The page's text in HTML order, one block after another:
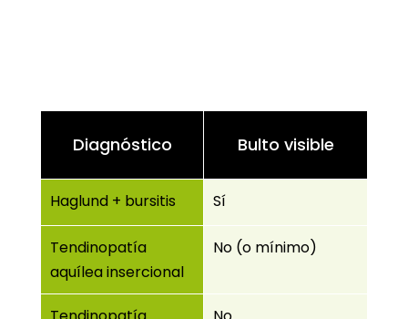
Diagnóstico
Haglund + bursitis
Tendinopatía
aquílea insercional
Bulto visible
Sí
No (o mínimo)